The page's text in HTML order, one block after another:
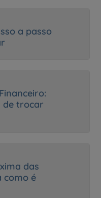
a passo
de trocar
das
como é